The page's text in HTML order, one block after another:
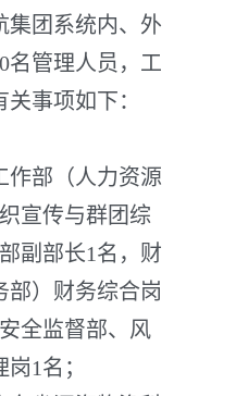
集团系统内、外
名管理人员，工
事项如下：
部（人力资源
宣传与群团综
副部长1名，财
部）财务综合岗
全监督部、风
1名；